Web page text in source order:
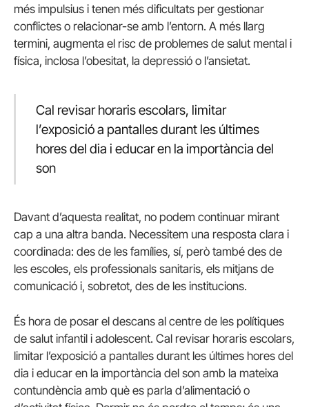
més impulsius i tenen més dificultats per gestionar
conflictes o relacionar-se amb l’entorn. A més llarg
termini, augmenta el risc de problemes de salut mental i
física, inclosa l’obesitat, la depressió o l’ansietat.
Cal revisar horaris escolars, limitar
l’exposició a pantalles durant les últimes
hores del dia i educar en la importància del
son
Davant d’aquesta realitat, no podem continuar mirant
cap a una altra banda. Necessitem una resposta clara i
coordinada: des de les famílies, sí, però també des de
les escoles, els professionals sanitaris, els mitjans de
comunicació i, sobretot, des de les institucions.
És hora de posar el descans al centre de les polítiques
de salut infantil i adolescent. Cal revisar horaris escolars,
limitar l’exposició a pantalles durant les últimes hores del
dia i educar en la importància del son amb la mateixa
contundència amb què es parla d’alimentació o